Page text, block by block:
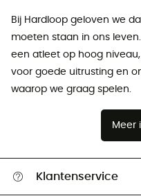
Bij Hardloop geloven we
moeten staan ​​in ons
een atleet op hoog
voor goede uitrusting en
waarop we graag spelen.
Meer
Klantenservice